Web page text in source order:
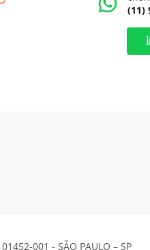
(11)
001 - SÃO PAULO – SP